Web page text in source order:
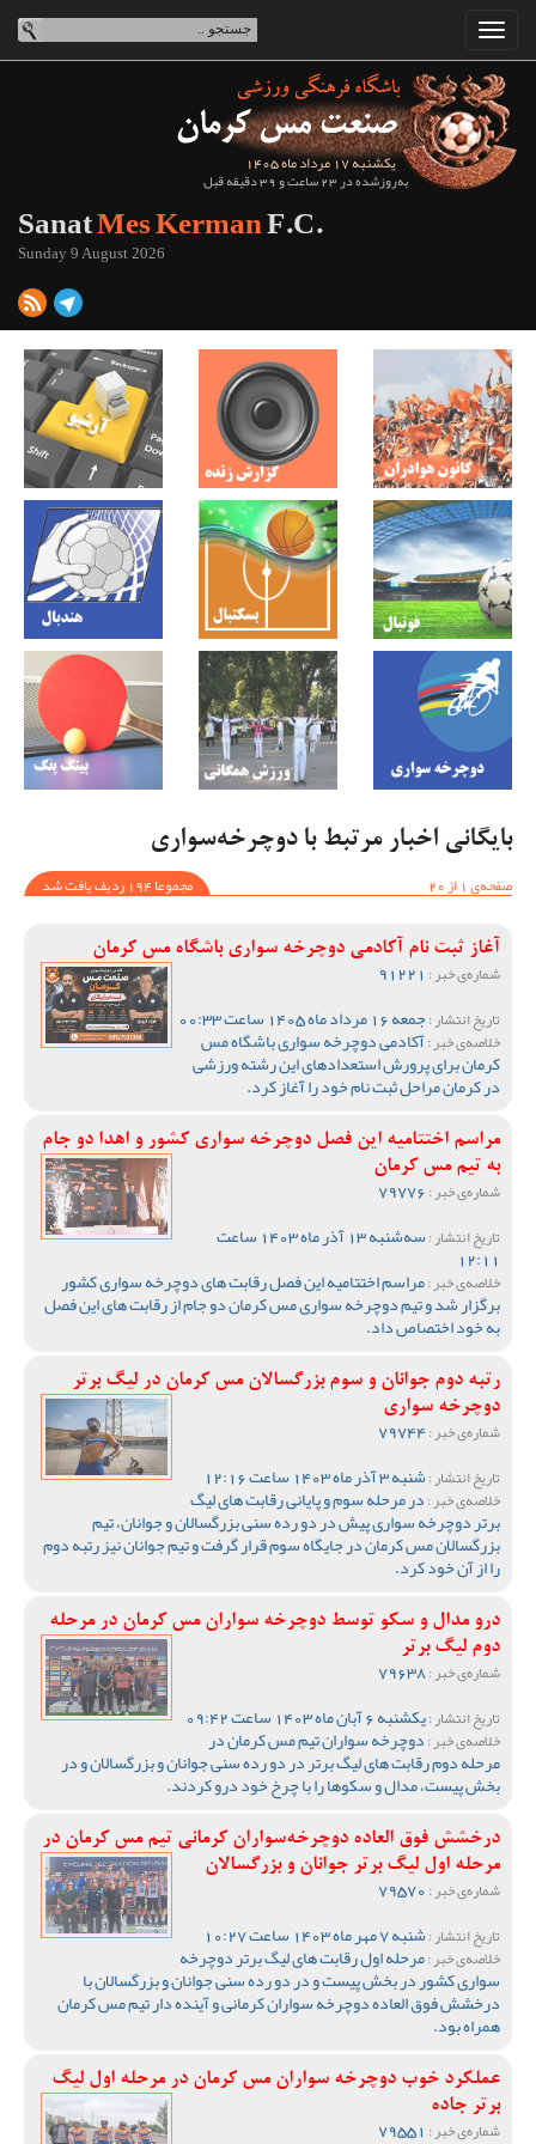
یکشنبه 17 مرداد ماه 1405
به‌روزشده در 23 ساعت و 39 دقیقه قبل
SanatMes KermanF.C.
Sunday 9 August 2026
بایگانی اخبار مرتبط با دوچرخه‌سواری
صفحه‌ی 1 از 20
مجموعا 194 ردیف یافت شد
آغاز ثبت نام آکادمی دوچرخه سواری باشگاه مس کرمان
شماره‌ی خبر :
تاریخ انتشار :جمعه 16 مرداد ماه 1405 ساعت 00:33
خلاصه‌ی خبر :آکادمی دوچرخه سواری باشگاه مس
کرمان برای پرورش استعدادهای این رشته ورزشی
در کرمان مراحل ثبت نام خود را آغاز کرد‌.
مراسم اختتامیه این فصل دوچرخه سواری کشور و اهدا دو جام
به تیم مس کرمان
شماره‌ی خبر :
تاریخ انتشار : سه‌شنبه 13 آذر ماه 1403 ساعت
12:11
خلاصه‌ی خبر :مراسم اختتامیه این فصل رقابت های دوچرخه سواری کشور
برگزار شد و تیم دوچرخه سواری مس کرمان دو جام از رقابت های این فصل
به خود اختصاص داد.
رتبه دوم جوانان و سوم بزرگسالان مس کرمان در لیگ برتر
دوچرخه سواری
شماره‌ی خبر :
تاریخ انتشار :شنبه 3 آذر ماه 1403 ساعت 12:16
خلاصه‌ی خبر :در مرحله سوم و پایانی رقابت های لیگ
برتر دوچرخه سواری پیش در دو رده سنی بزرگسالان و جوانان، تیم
بزرگسالان مس کرمان در جایگاه سوم قرار گرفت و تیم جوانان نیز رتبه دوم
را از آن خود کرد.
درو مدال و سکو توسط دوچرخه سواران مس کرمان در مرحله
دوم لیگ برتر
شماره‌ی خبر :
تاریخ انتشار :یکشنبه 6 آبان ماه 1403 ساعت 09:42
خلاصه‌ی خبر :دوچرخه سواران تیم مس کرمان در
مرحله دوم رقابت های لیگ برتر در دو رده سنی جوانان و بزرگسالان و در
بخش پیست، مدال و سکوها را با چرخ خود درو کردند.
درخشش فوق العاده دوچرخه‌سواران کرمانی تیم مس کرمان در
مرحله اول لیگ برتر جوانان و بزرگسالان
شماره‌ی خبر :
تاریخ انتشار :شنبه 7 مهر ماه 1403 ساعت 10:27
خلاصه‌ی خبر :مرحله اول رقابت های لیگ برتر دوچرخه
سواری کشور در بخش پیست و در دو رده سنی جوانان و بزرگسالان با
درخشش فوق العاده دوچرخه سواران کرمانی و آینده دار تیم مس کرمان
همراه بود.
عملکرد خوب دوچرخه سواران مس کرمان در مرحله اول لیگ
برتر جاده
شماره‌ی خبر :